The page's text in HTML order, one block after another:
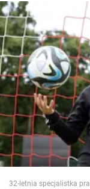
Polityka
Społeczeństwo
Wojna na
Świat
Jedzenie
32-letnia specjalistka